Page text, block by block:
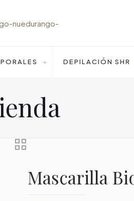
DEPILACIÓN SHR
Mascarilla